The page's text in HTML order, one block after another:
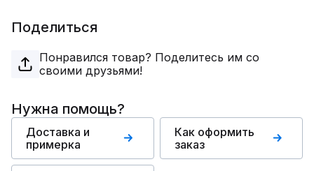
Поделиться
Понравился товар? Поделитесь им со
своими друзьями!
Нужна помощь?
Доставка и
примерка
Как оформить
заказ